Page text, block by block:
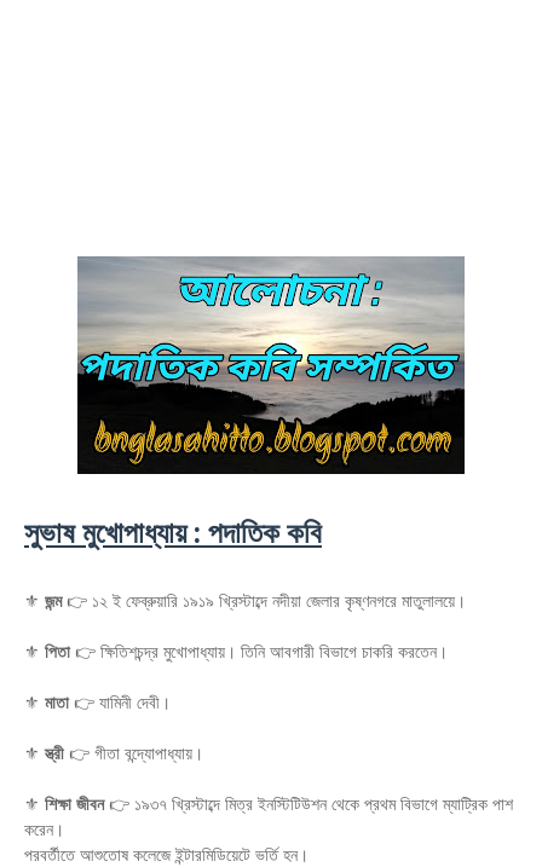
সুভাষ মুখোপাধ্যায় : পদাতিক কবি
⚜️ জন্ম👉 ১২ ই ফেব্রুয়ারি ১৯১৯ খ্রিস্টাব্দে নদীয়া জেলার কৃষ্ণনগরে মাতুলালয়ে।
⚜️ পিতা👉 ক্ষিতিশচন্দ্র মুখোপাধ্যায়। তিনি আবগারী বিভাগে চাকরি করতেন।
⚜️ মাতা👉 যামিনী দেবী।
⚜️স্ত্রী 👉 গীতা বন্দ্যোপাধ্যায়।
⚜️ শিক্ষা জীবন 👉 ১৯৩৭ খ্রিস্টাব্দে মিত্র ইনস্টিটিউশন থেকে প্রথম বিভাগে ম্যাট্রিক পাশ
করেন।
পরবর্তীতে আশুতোষ কলেজে ইন্টারমিডিয়েটে ভর্তি হন।